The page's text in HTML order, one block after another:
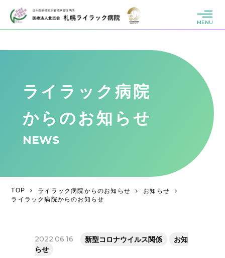
MENU
ライラック病院
からのお知らせ
NEWS
TOP ライラック病院からのお知らせ
お知らせ
ライラック病院からのお知らせ
2022.06.16 新型コロナウイルス関係
お知
らせ